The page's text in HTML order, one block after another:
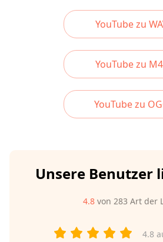
YouTube zu
YouTube zu
YouTube zu
Unsere Benutzer
4.8von 283 Art der
4.8